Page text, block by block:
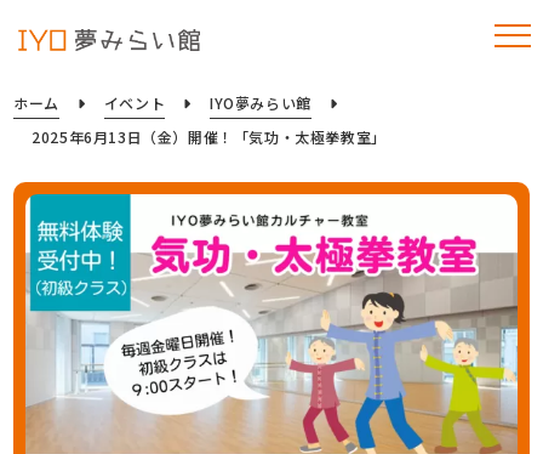
ホーム イベント
IYO夢みらい館
2025年6月13日（金）開催！「気功・太極拳教室」